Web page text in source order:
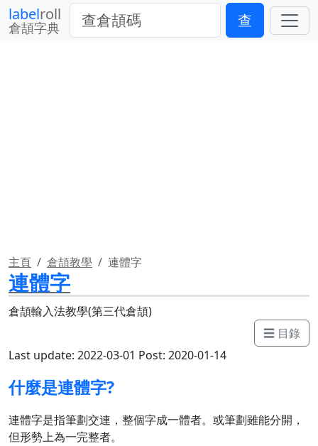
labelroll
倉頡字典 查
主頁 倉頡教學 連體字
連體字
倉頡輸入法教學(第三代倉頡)
☰ 目錄
Last update: 2022-03-01 Post: 2020-01-14
什麼是連體字?
連體字是指筆劃交連，整個字成一體者。或筆劃雖能分開，
但形勢上為一完整者。